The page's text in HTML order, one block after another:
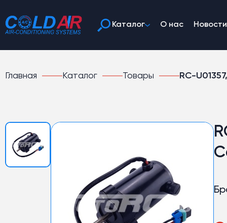
Каталог О нас Новости
Главная Каталог Товары RC-